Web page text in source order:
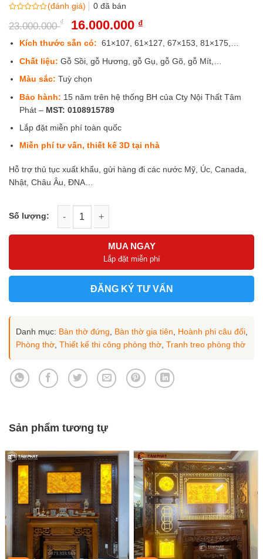
xếp
(đánh giá) 0đã bán
23.000.000₫
Giá
gốc
là:
16.000.000 ₫Giá
tại
16.000.000 ₫.
Kích thước sẵn có: 61×107, 61×127, 67×153, 81×175,…
Chất liệu: Gỗ Sồi, gỗ Hương, gỗ Gụ, gỗ Gõ, gỗ Mít,…
Màu sắc: Tuỳ chọn
Bảo hành: 15 năm trên hệ thống BH của Cty Nội Thất Tâm
Phát – MST: 0108915789
Lắp đặt miễn phí toàn quốc
Miễn phí tư vấn, thiết kế 3D tại nhà
Hỗ trợ thủ tục xuất khẩu, gửi hàng đi các nước Mỹ, Úc, Canada,
Nhật, Châu Âu, ĐNA…
Phòng thờ gia tiên có câu đối đẹp mẫu BT-1036 số lượng
MUA NGAY
Lắp đặt miễn phí
ĐĂNG KÝ TƯ VẤN
Danh mục: Bàn thờ đứng Bàn thờ gia tiên Hoành phi câu đối
Phòng thờ Thiết kế thi công phòng thờ Tranh treo phòng thờ
Sản phẩm tương tự